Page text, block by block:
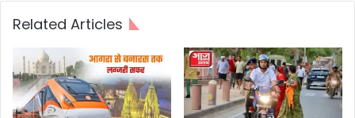
Related Articles